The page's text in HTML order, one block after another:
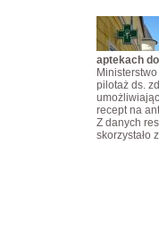
aptekach
pilotaż ds.
recept na
Z danych
skorzystało